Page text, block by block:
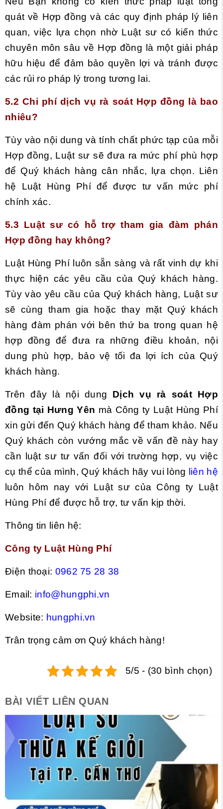
quát về Hợp đồng và các quy định pháp lý liên
quan, việc lựa chọn nhờ Luật sư có kiến thức
chuyên môn sâu về Hợp đồng là một giải pháp
hữu hiệu để đảm bảo quyền lợi và tránh được
các rủi ro pháp lý trong tương lai.
5.2 Chi phí dịch vụ rà soát Hợp đồng là bao
nhiêu?
Tùy vào nội dung và tính chất phức tạp của mỗi
Hợp đồng, Luật sư sẽ đưa ra mức phí phù hợp
để Quý khách hàng cân nhắc, lựa chọn. Liên
hệ Luật Hùng Phí để được tư vấn mức phí
chính xác.
5.3 Luật sư có hỗ trợ tham gia đàm phán
Hợp đồng hay không?
Luật Hùng Phí luôn sẵn sàng và rất vinh dự khi
thực hiện các yêu cầu của Quý khách hàng.
Tùy vào yêu cầu của Quý khách hàng, Luật sư
sẽ cùng tham gia hoặc thay mặt Quý khách
hàng đàm phán với bên thứ ba trong quan hệ
hợp đồng để đưa ra những điều khoản, nội
dung phù hợp, bảo vệ tối đa lợi ích của Quý
khách hàng.
Trên đây là nội dung Dịch vụ rà soát Hợp
đồng tại Hưng Yên mà Công ty Luật Hùng Phí
xin gửi đến Quý khách hàng để tham khảo. Nếu
Quý khách còn vướng mắc về vấn đề này hay
cần luật sư tư vấn đối với trường hợp, vụ việc
cụ thể của mình, Quý khách hãy vui lòng liên hệ
luôn hôm nay với Luật sư của Công ty Luật
Hùng Phí để được hỗ trợ, tư vấn kịp thời.
Thông tin liên hệ:
Công ty Luật Hùng Phí
Điện thoại: 0962 75 28 38
Email: info@hungphi.vn
Website: hungphi.vn
Trân trọng cảm ơn Quý khách hàng!
5/5 - (30 bình chọn)
BÀI VIẾT LIÊN QUAN